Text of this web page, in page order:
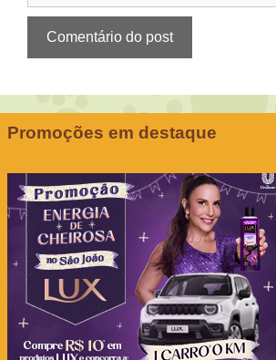
Promoções em destaque